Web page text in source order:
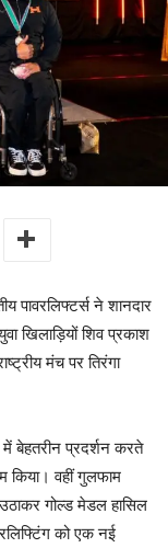
पावरलिफ्टर्स ने शानदार
खिलाड़ियों शिव प्रकाश
मंच पर तिरंगा
में बेहतरीन प्रदर्शन करते
किया। वहीं गुलफाम
गोल्ड मेडल हासिल
को एक नई